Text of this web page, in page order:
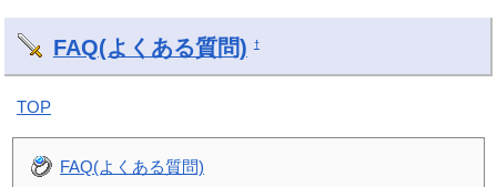
FAQ(よくある質問) †
TOP
FAQ(よくある質問)